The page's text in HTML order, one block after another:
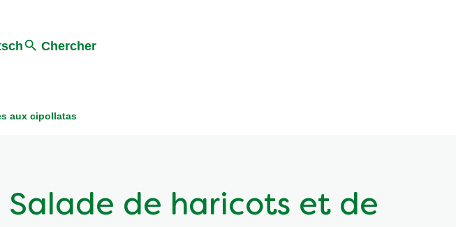
Chercher
aux cipollatas
Salade de haricots et de